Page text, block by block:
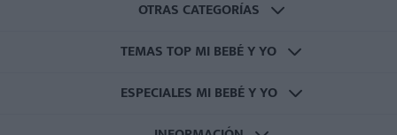
OTRAS CATEGORÍAS
TEMAS TOP MI BEBÉ Y YO
ESPECIALES MI BEBÉ Y YO